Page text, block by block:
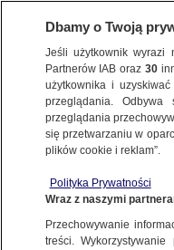
ŚWIAT
wyborczej.
6.09.2025, 11:22
Dbamy o Twoją
Jeśli użytkownik
Partnerów IAB oraz30
użytkownika i
przeglądania.
przeglądania
się przetwarzaniu w
plików cookie i reklam”.
Polityka Prywatności
Wraz z naszymi
Przechowywanie
treści.